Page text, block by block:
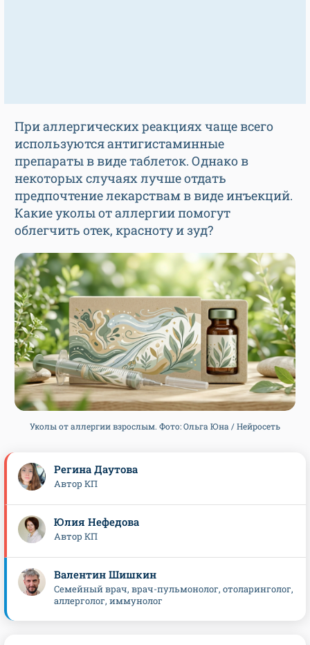
При аллергических реакциях чаще всего
используются антигистаминные
препараты в виде таблеток. Однако в
некоторых случаях лучше отдать
предпочтение лекарствам в виде инъекций.
Какие уколы от аллергии помогут
облегчить отек, красноту и зуд?
Уколы от аллергии взрослым. Фото: Ольга Юна / Нейросеть
Регина Даутова
Автор КП
Юлия Нефедова
Автор КП
Валентин Шишкин
Семейный врач, врач-пульмонолог, отоларинголог,
аллерголог, иммунолог